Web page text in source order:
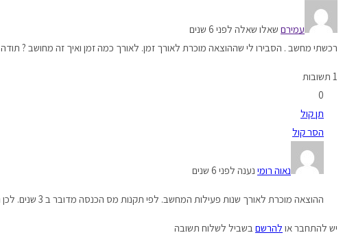
עמירם שאלו שאלה לפני 6 שנים
רכשתי מחשב . הסבירו לי שההוצאה מוכרת לאורך זמן. לאורך כמה זמן ואיך זה מחושב ? תודה
1 תשובות
0
תן קול
הסר קול
נאוה רומי נענה לפני 6 שנים
ההוצאה מוכרת לאורך שנות פעילות המחשב. לפי תקנות מס הכנסה מדובר ב 3 שנים. לכן ההוצאה כל שנה הינה 33% מהעלות.
יש להתחבר או להרשם בשביל לשלוח תשובה